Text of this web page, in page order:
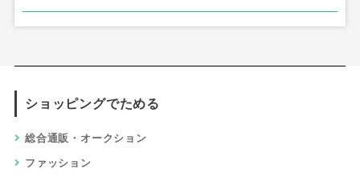
ショッピングでためる
総合通販・オークション
ファッション